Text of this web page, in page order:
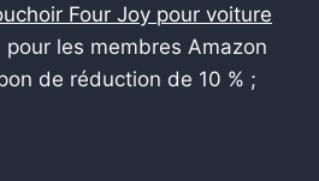
Four Joy pour voiture
les membres Amazon
de réduction de 10 % ;